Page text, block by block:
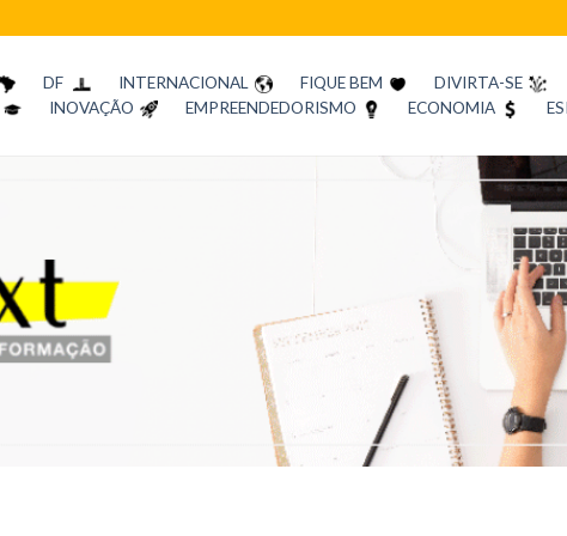
DF INTERNACIONAL FIQUE BEM DIVIRTA-SE
INOVAÇÃO EMPREENDEDORISMO ECONOMIA